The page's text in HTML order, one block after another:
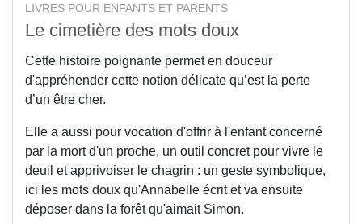
LIVRES POUR ENFANTS ET PARENTS
Le cimetière des mots doux
Cette histoire poignante permet en douceur
d'appréhender cette notion délicate qu’est la perte
d’un être cher.
Elle a aussi pour vocation d'offrir à l'enfant concerné
par la mort d'un proche, un outil concret pour vivre le
deuil et apprivoiser le chagrin : un geste symbolique,
ici les mots doux qu'Annabelle écrit et va ensuite
déposer dans la forêt qu'aimait Simon.